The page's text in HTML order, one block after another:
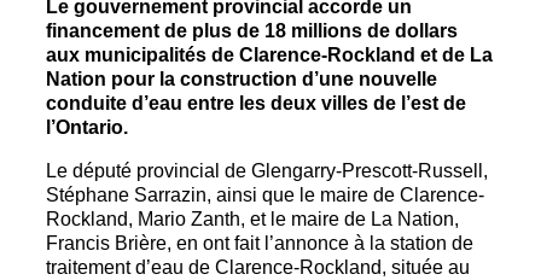
Le gouvernement provincial accorde un
financement de plus de 18 millions de dollars
aux municipalités de Clarence-Rockland et de La
Nation pour la construction d’une nouvelle
conduite d’eau entre les deux villes de l’est de
l’Ontario.
Le député provincial de Glengarry-Prescott-Russell,
Stéphane Sarrazin, ainsi que le maire de Clarence-
Rockland, Mario Zanth, et le maire de La Nation,
Francis Brière, en ont fait l’annonce à la station de
traitement d’eau de Clarence-Rockland, située au